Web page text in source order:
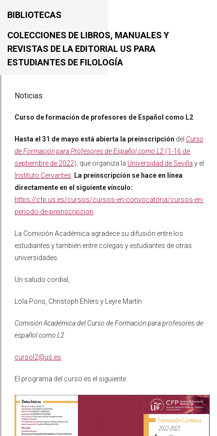
BIBLIOTECAS
COLECCIONES DE LIBROS, MANUALES Y
REVISTAS DE LA EDITORIAL US PARA
ESTUDIANTES DE FILOLOGÍA
Noticias
Curso de formación de profesores de Español como L2
Hasta el 31 de mayo está abierta la preinscripción del Curso
de Formación para Profesores de Español como L2 (1-16 de
septiembre de 2022), que organiza la Universidad de Sevilla y el
Instituto Cervantes
La preinscripción se hace en línea
directamente en el siguiente vínculo:
https://cfp.us.es/cursos/cursos-en-convocatoria/cursos-en-
periodo-de-preinscripcion
La Comisión Académica agradece su difusión entre los
estudiantes y también entre colegas y estudiantes de otras
universidades.
Un saludo cordial,
Lola Pons, Christoph Ehlers y Leyre Martín
Comisión Académica del Curso de Formación para profesores de
español como L2
cursol2@us.es
El programa del curso es el siguiente: